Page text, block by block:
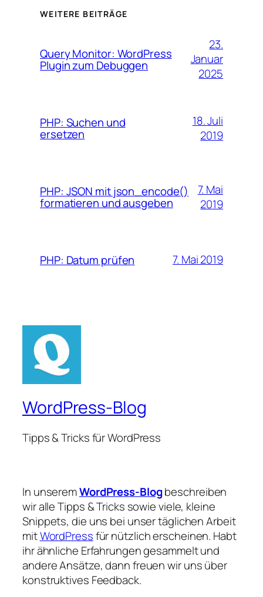
WEITERE BEITRÄGE
Query Monitor: WordPress
Plugin zum Debuggen
23.
Januar
2025
PHP: Suchen und
ersetzen
18. Juli
2019
PHP: JSON mit json_encode()
formatieren und ausgeben
7. Mai
2019
PHP: Datum prüfen 7. Mai 2019
WordPress-Blog
Tipps & Tricks für WordPress
In unseremWordPress-Blogbeschreiben
wir alle Tipps & Tricks sowie viele, kleine
Snippets, die uns bei unser täglichen Arbeit
mitWordPressfür nützlich erscheinen. Habt
ihr ähnliche Erfahrungen gesammelt und
andere Ansätze, dann freuen wir uns über
konstruktives Feedback.